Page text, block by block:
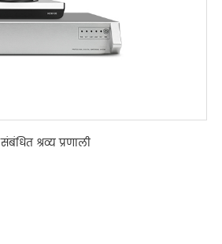
संबंधित श्रव्य प्रणाली